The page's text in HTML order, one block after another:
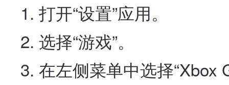
打开“设置”应用。
选择“游戏”。
在左侧菜单中选择“Xbox